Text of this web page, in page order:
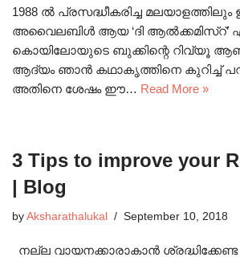
1988 ൽ പ്രസദ്ധീകരിച്ച മലയാളത്തിലും
അവൈലബിൾ ആയ ‘ദി
കൊയിലോയുടെ ബുക്കിന്റെ റിവ്യൂ
ആദ്യം ഞാൻ കഥാകൃത്തിനെ കുറിച്ച്
അതിനെ ശേഷം ഈ… Read More »
3 Tips to improve your
| Blog
by Aksharathalukal September 10, 2018
നല്ല വായനക്കാരാകാൻ ശ്രദ്ധിക്കേണ്ട